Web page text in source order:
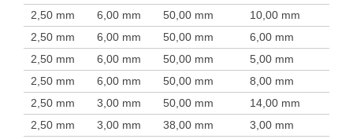
2,50 mm
6,00 mm 50,00 mm 10,00 mm
2,50 mm
6,00 mm 50,00 mm 6,00 mm
2,50 mm
6,00 mm 50,00 mm 5,00 mm
2,50 mm
6,00 mm 50,00 mm 8,00 mm
2,50 mm
3,00 mm 50,00 mm 14,00 mm
2,50 mm
3,00 mm 38,00 mm 3,00 mm